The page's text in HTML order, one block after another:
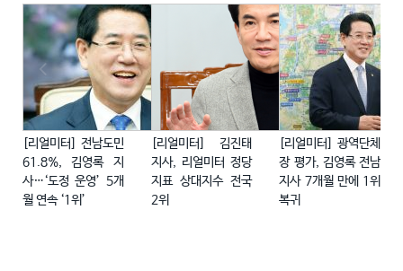
[리얼미터] 전남도민
61.8%, 김영록 지
사…‘도정 운영’ 5개
월 연속 ‘1위’
[리얼미터] 김진태
지사, 리얼미터 정당
지표 상대지수 전국
2위
[리얼미터] 광역단체
장 평가, 김영록 전남
지사 7개월 만에 1위
복귀